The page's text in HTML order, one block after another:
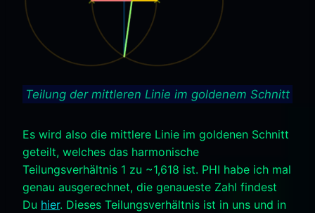
Teilung der mittleren Linie im goldenem Schnitt
Es wird also die mittlere Linie im goldenen Schnitt
geteilt, welches das harmonische
Teilungsverhältnis 1 zu ~1,618 ist. PHI habe ich mal
genau ausgerechnet, die genaueste Zahl findest
Du hier. Dieses Teilungsverhältnis ist in uns und in